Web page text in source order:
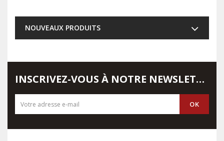
NOUVEAUX PRODUITS
INSCRIVEZ-VOUS À NOTRE NEWSLETTER